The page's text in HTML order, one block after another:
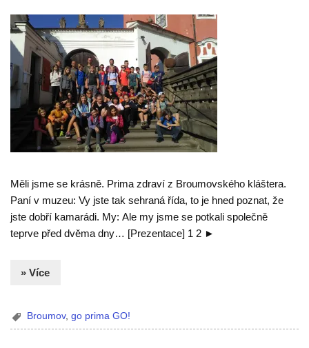
Měli jsme se krásně. Prima zdraví z Broumovského kláštera.
Paní v muzeu: Vy jste tak sehraná řída, to je hned poznat, že
jste dobří kamarádi. My: Ale my jsme se potkali společně
teprve před dvěma dny… [Prezentace] 1 2 ►
» Více
Broumov,go prima GO!